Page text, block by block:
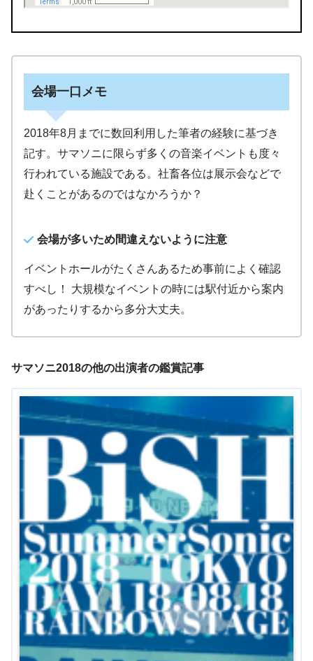
会場一口メモ
2018年8月までに数回利用した筆者の経験に基づき
記す。サマソニに限らず多くの音楽イベントも度々
行われている施設である。社畜各位は展示会などで
赴くことがあるのではなかろうか？
会場が多いため間違えないように注意
イベントホールがたくさんあるため事前によく確認
すべし！ 大規模なイベントの時には駅付近から案内
があったりするから多分大丈夫。
サマソニ2018の他の出演者の鑑賞記事